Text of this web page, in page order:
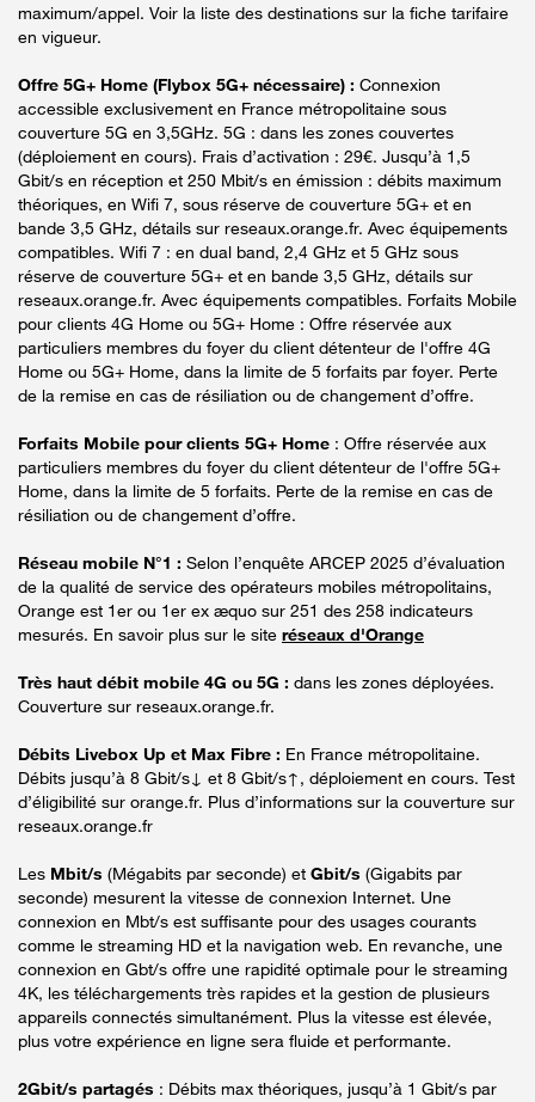
maximum/appel. Voir la liste des destinations sur la fiche tarifaire
en vigueur.
Offre 5G+ Home (Flybox 5G+ nécessaire) : Connexion
accessible exclusivement en France métropolitaine sous
couverture 5G en 3,5GHz. 5G : dans les zones couvertes
(déploiement en cours). Frais d’activation : 29€. Jusqu’à 1,5
Gbit/s en réception et 250 Mbit/s en émission : débits maximum
théoriques, en Wifi 7, sous réserve de couverture 5G+ et en
bande 3,5 GHz, détails sur reseaux.orange.fr. Avec équipements
compatibles. Wifi 7 : en dual band, 2,4 GHz et 5 GHz sous
réserve de couverture 5G+ et en bande 3,5 GHz, détails sur
reseaux.orange.fr. Avec équipements compatibles. Forfaits Mobile
pour clients 4G Home ou 5G+ Home : Offre réservée aux
particuliers membres du foyer du client détenteur de l'offre 4G
Home ou 5G+ Home, dans la limite de 5 forfaits par foyer. Perte
de la remise en cas de résiliation ou de changement d’offre.
Forfaits Mobile pour clients 5G+ Home : Offre réservée aux
particuliers membres du foyer du client détenteur de l'offre 5G+
Home, dans la limite de 5 forfaits. Perte de la remise en cas de
résiliation ou de changement d’offre.
Réseau mobile N°1 : Selon l’enquête ARCEP 2025 d’évaluation
de la qualité de service des opérateurs mobiles métropolitains,
Orange est 1er ou 1er ex æquo sur 251 des 258 indicateurs
mesurés. En savoir plus sur le site réseaux d'Orange
Très haut débit mobile 4G ou 5G : dans les zones déployées.
Couverture sur reseaux.orange.fr.
Débits Livebox Up et Max Fibre : En France métropolitaine.
Débits jusqu’à 8 Gbit/s↓ et 8 Gbit/s↑, déploiement en cours. Test
d’éligibilité sur orange.fr. Plus d’informations sur la couverture sur
reseaux.orange.fr
Les Mbit/s (Mégabits par seconde) et Gbit/s (Gigabits par
seconde) mesurent la vitesse de connexion Internet. Une
connexion en Mbt/s est suffisante pour des usages courants
comme le streaming HD et la navigation web. En revanche, une
connexion en Gbt/s offre une rapidité optimale pour le streaming
4K, les téléchargements très rapides et la gestion de plusieurs
appareils connectés simultanément. Plus la vitesse est élevée,
plus votre expérience en ligne sera fluide et performante.
2Gbit/s partagés : Débits max théoriques, jusqu’à 1 Gbit/s par